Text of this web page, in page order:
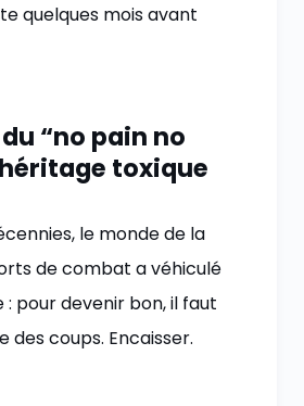
quelques mois avant
“no pain no
toxique
le monde de la
de combat a véhiculé
: pour devenir bon, il faut
des coups. Encaisser.